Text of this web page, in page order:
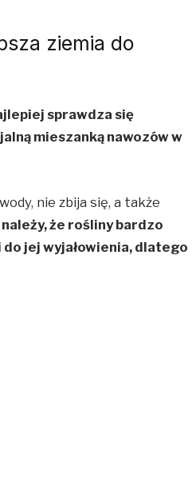
ziemia do
sprawdza się
mieszanką nawozów w
nie zbija się, a także
że rośliny bardzo
jej wyjałowienia, dlatego